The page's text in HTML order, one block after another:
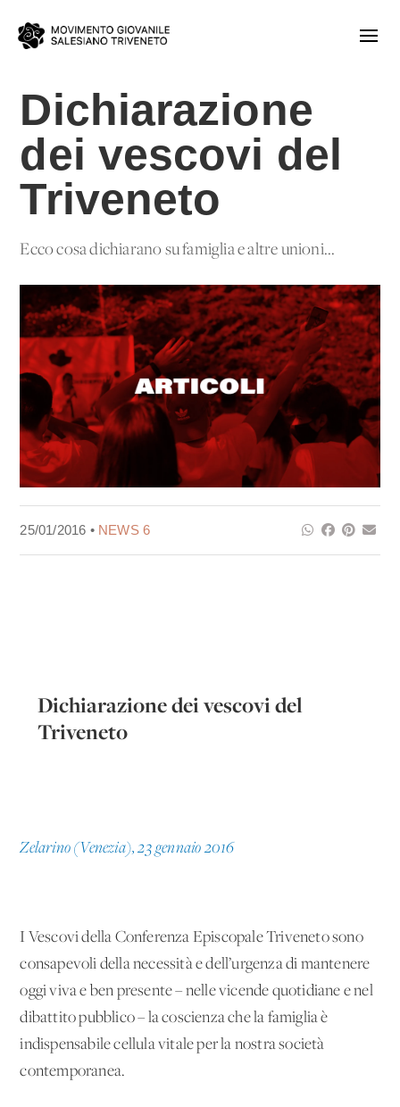
Dichiarazione
dei vescovi del
Triveneto
Ecco cosa dichiarano su famiglia e altre unioni...
25/01/2016 • NEWS 6
Dichiarazione dei vescovi del
Triveneto
Zelarino (Venezia), 23 gennaio 2016
I Vescovi della Conferenza Episcopale Triveneto sono
consapevoli della necessità e dell’urgenza di mantenere
oggi viva e ben presente – nelle vicende quotidiane e nel
dibattito pubblico – la coscienza che la famiglia è
indispensabile cellula vitale per la nostra società
contemporanea.